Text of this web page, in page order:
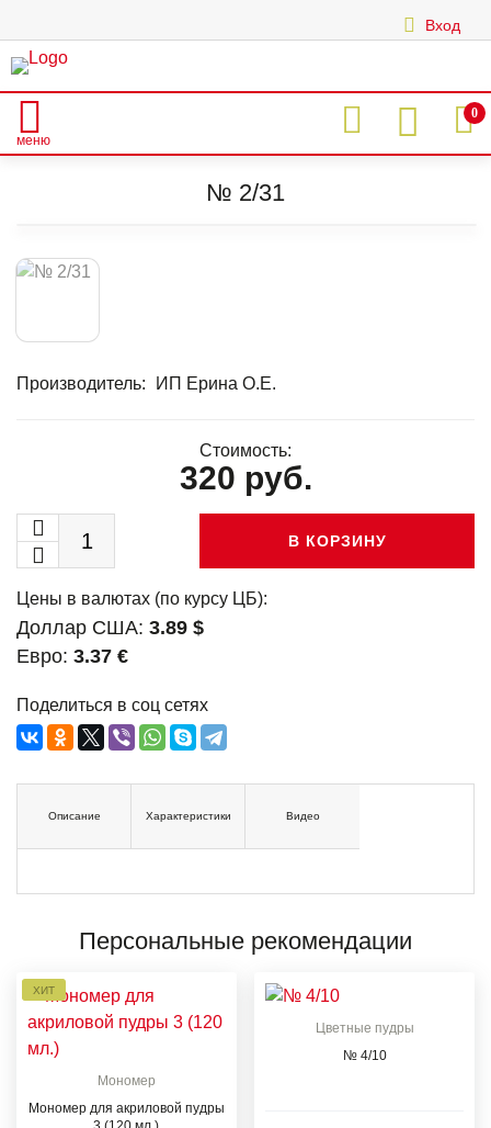
Вход
меню
0
Красные, оранжевые тона
№ 2/31
Производитель: ИП Ерина О.Е.
Стоимость:
320 руб.
В КОРЗИНУ
Цены в валютах (по курсу ЦБ):
Доллар США: 3.89 $
Евро: 3.37 €
Поделиться в соц сетях
Описание Характеристики Видео
Персональные рекомендации
ХИТ
Мономер
Мономер для акриловой пудры
Цветные пудры
№ 4/10